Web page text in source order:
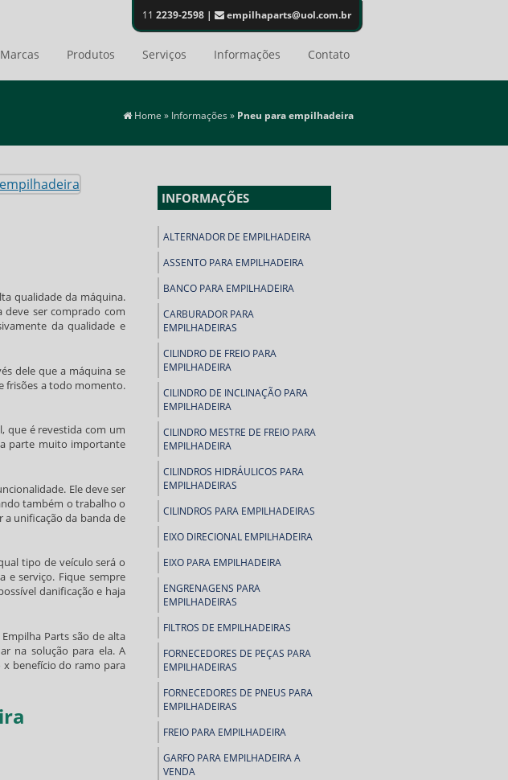
11 2239-2598 | empilhaparts@uol.com.br
Marcas Produtos Serviços Informações Contato
Home » Informações » Pneu para empilhadeira
qualidade da máquina.
deve ser comprado com
da qualidade e
dele que a máquina se
frisões a todo momento.
que é revestida com um
parte muito importante
Ele deve ser
também o trabalho o
unificação da banda de
tipo de veículo será o
e serviço. Fique sempre
danificação e haja
Parts são de alta
na solução para ela. A
benefício do ramo para
INFORMAÇÕES
ALTERNADOR DE EMPILHADEIRA
ASSENTO PARA EMPILHADEIRA
BANCO PARA EMPILHADEIRA
CARBURADOR PARA
EMPILHADEIRAS
CILINDRO DE FREIO PARA
EMPILHADEIRA
CILINDRO DE INCLINAÇÃO PARA
EMPILHADEIRA
CILINDRO MESTRE DE FREIO PARA
EMPILHADEIRA
CILINDROS HIDRÁULICOS PARA
EMPILHADEIRAS
CILINDROS PARA EMPILHADEIRAS
EIXO DIRECIONAL EMPILHADEIRA
EIXO PARA EMPILHADEIRA
ENGRENAGENS PARA
EMPILHADEIRAS
FILTROS DE EMPILHADEIRAS
FORNECEDORES DE PEÇAS PARA
EMPILHADEIRAS
FORNECEDORES DE PNEUS PARA
EMPILHADEIRAS
FREIO PARA EMPILHADEIRA
GARFO PARA EMPILHADEIRA A
VENDA